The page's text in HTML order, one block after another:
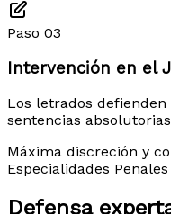
Paso 03
Intervención en el
Los letrados
sentencias
Máxima discreción y
Especialidades Penales
Defensa